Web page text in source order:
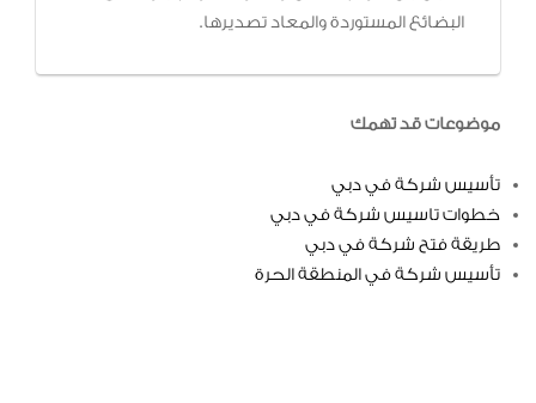
البضائع المستوردة والمعاد تصديرها.
موضوعات قد تهمك
تأسيس شركة في دبي
خطوات تاسيس شركة في دبي
طريقة فتح شركة في دبي
تأسيس شركة في المنطقة الحرة